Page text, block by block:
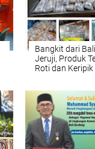
Bangkit dari
Jeruji, Produk
Roti dan Keripik